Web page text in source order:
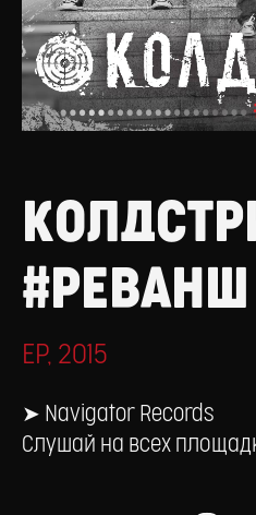
#РЕВАНШ
EP, 2015
➤ Navigator Records
Слушай на всех